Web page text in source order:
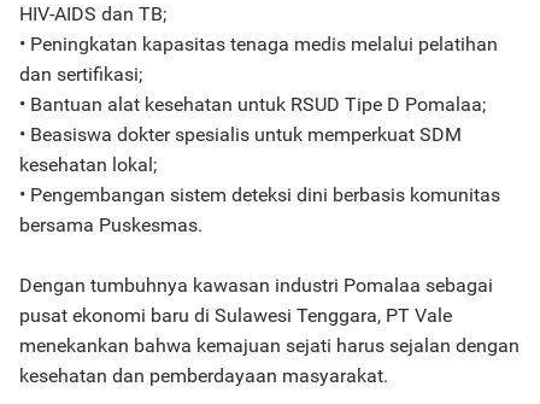
HIV-AIDS dan TB;
• Peningkatan kapasitas tenaga medis melalui pelatihan
dan sertifikasi;
• Bantuan alat kesehatan untuk RSUD Tipe D Pomalaa;
• Beasiswa dokter spesialis untuk memperkuat SDM
kesehatan lokal;
• Pengembangan sistem deteksi dini berbasis komunitas
bersama Puskesmas.
Dengan tumbuhnya kawasan industri Pomalaa sebagai
pusat ekonomi baru di Sulawesi Tenggara, PT Vale
menekankan bahwa kemajuan sejati harus sejalan dengan
kesehatan dan pemberdayaan masyarakat.